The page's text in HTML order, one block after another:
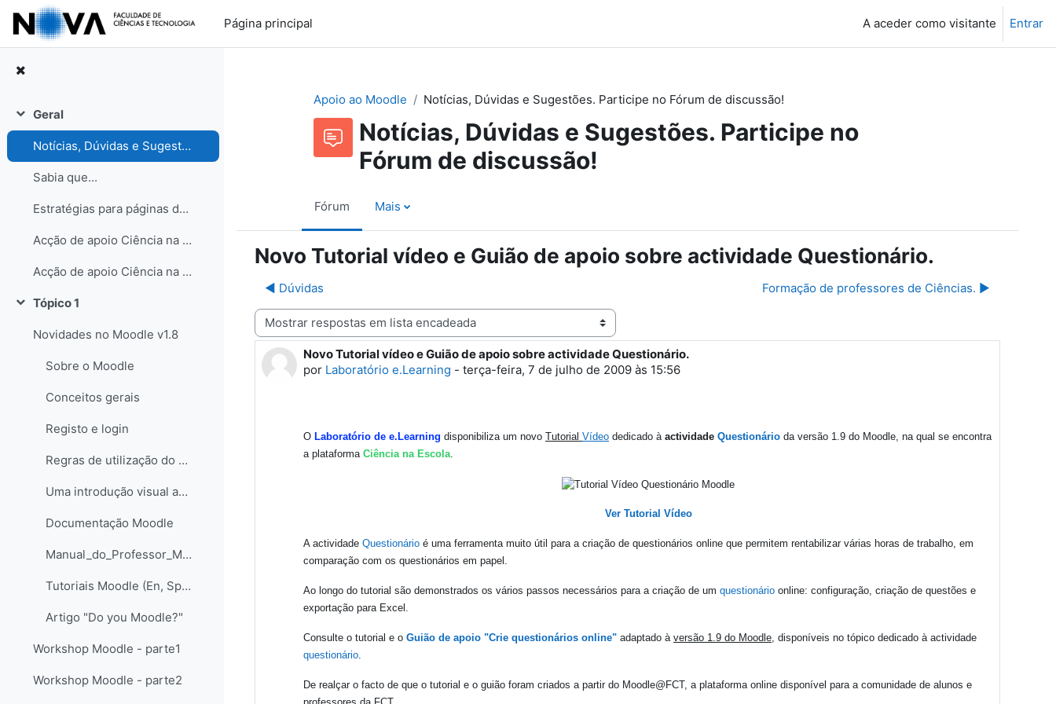
Ir para o conteúdo principal
Página principal
A aceder como visitante Entrar
Contrair
Geral
Notícias, Dúvidas e Sugestões. Participe no Fórum de discussão!
Sabia que...
Estratégias para páginas de turma
Acção de apoio Ciência na Escola
Acção de apoio Ciência na Escola
Contrair
Tópico 1
Novidades no Moodle v1.8
Sobre o Moodle
Conceitos gerais
Registo e login
Regras de utilização do Moodle Ciência na Escola
Uma introdução visual ao Moodle@FCTUNL - para professores e criadores de páginas - Versão Flash Paper
Documentação Moodle
Manual_do_Professor_Moodle_LABORIS
Tutoriais Moodle (En, Sp, Pt)
Artigo "Do you Moodle?"
Workshop Moodle - parte1
Workshop Moodle - parte2
Apoio ao Moodle Notícias, Dúvidas e Sugestões. Participe no Fórum de discussão!
Notícias, Dúvidas e Sugestões. Participe no
Fórum de discussão!
Fórum Mais
Novo Tutorial vídeo e Guião de apoio sobre actividade Questionário.
◀︎ Dúvidas Formação de professores de Ciências. ▶︎
Modo de visualização
Novo Tutorial vídeo e Guião de apoio sobre actividade Questionário.
por Laboratório e.Learning - terça-feira, 7 de julho de 2009 às 15:56
Número de respostas: 0
O Laboratório de e.Learning disponibiliza um novo Tutorial Vídeo dedicado à actividade Questionário da versão 1.9 do Moodle, na qual se encontra
a plataforma Ciência na Escola.
Ver Tutorial Vídeo
A actividade Questionário é uma ferramenta muito útil para a criação de questionários online que permitem rentabilizar várias horas de trabalho, em
comparação com os questionários em papel.
Ao longo do tutorial são demonstrados os vários passos necessários para a criação de um questionário online: configuração, criação de questões e
exportação para Excel.
Consulte o tutorial e o Guião de apoio "Crie questionários online" adaptado à versão 1.9 do Moodle, disponíveis no tópico dedicado à actividade
questionário.
De realçar o facto de que o tutorial e o guião foram criados a partir do Moodle@FCT, a plataforma online disponível para a comunidade de alunos e